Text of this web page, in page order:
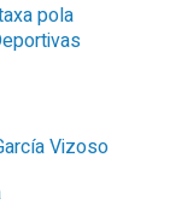
pola
Vizoso